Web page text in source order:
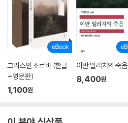
그리스인 조르바 (한글
+영문판)
1,100원
이반 일리치의 죽음
8,400원